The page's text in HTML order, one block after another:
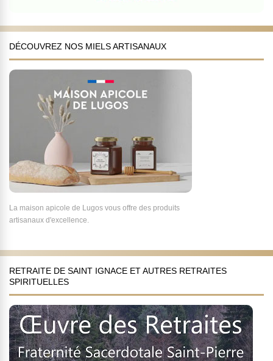
DÉCOUVREZ NOS MIELS ARTISANAUX
La maison apicole de Lugos vous offre des produits
artisanaux d'excellence.
RETRAITE DE SAINT IGNACE ET AUTRES RETRAITES
SPIRITUELLES